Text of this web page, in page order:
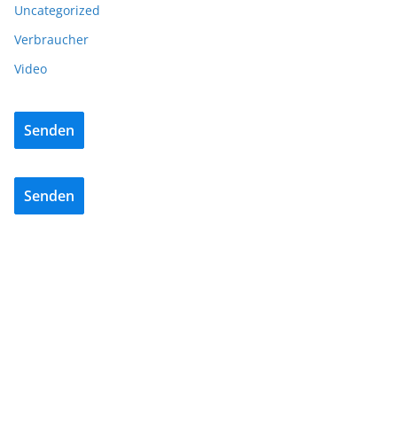
Uncategorized
Verbraucher
Video
Senden
Senden